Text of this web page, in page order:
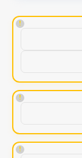
!
!
!